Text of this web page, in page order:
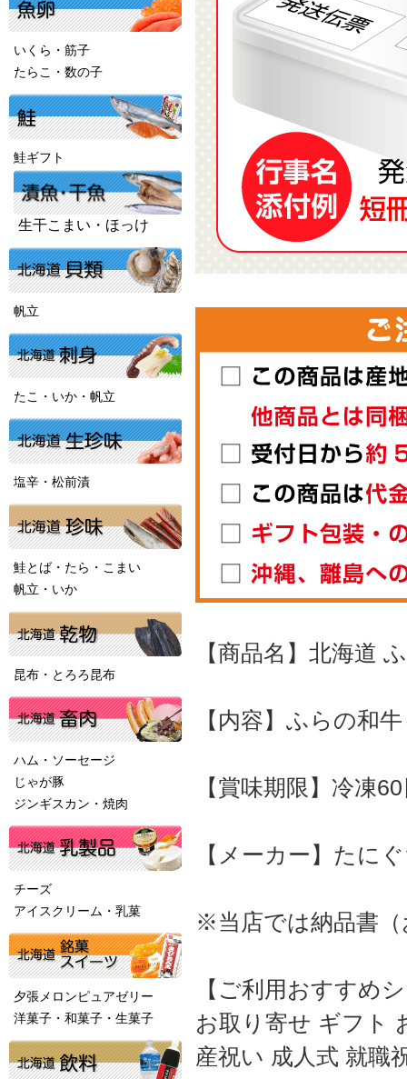
【商品名】北海道
【内容】ふらの和
【賞味期限】冷凍
【メーカー】たに
※当店では納品書（
【ご利用おすすめ
お取り寄せ ギフト
産祝い 成人式 就職
いくら・筋子
たらこ・数の子
鮭ギフト
生干こまい・ほっけ
帆立
たこ・いか・帆立
塩辛・松前漬
鮭とば・たら・こまい
帆立・いか
昆布・とろろ昆布
ハム・ソーセージ
じゃが豚
ジンギスカン・焼肉
チーズ
アイスクリーム・乳菓
夕張メロンピュアゼリー
洋菓子・和菓子・生菓子